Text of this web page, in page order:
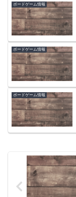
ボードゲーム情報
ボードゲーム情報
ボードゲーム情報